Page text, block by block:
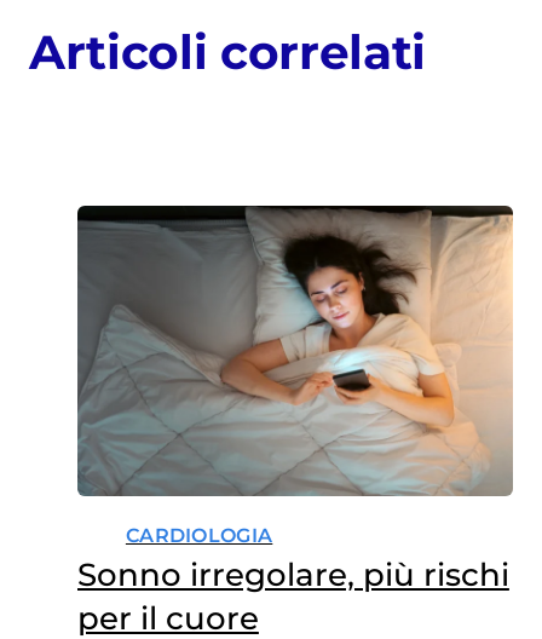
Articoli correlati
CARDIOLOGIA
Sonno irregolare, più rischi
per il cuore